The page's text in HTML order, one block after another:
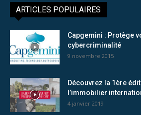
ARTICLES POPULAIRES
Capgemini : Protège
cybercriminalité
9 novembre 2015
Découvrez la 1ère
l’immobilier
4 janvier 2019